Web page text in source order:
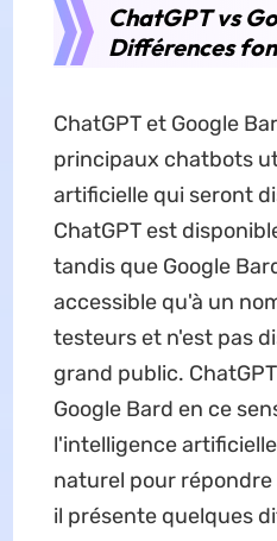
ChatGPT vs
Différences
ChatGPT et Google
principaux chatbots
artificielle qui seront
ChatGPT est
tandis que Google
accessible qu'à un
testeurs et n'est pas
grand public.
Google Bard en ce
l'intelligence
naturel pour
il présente quelques